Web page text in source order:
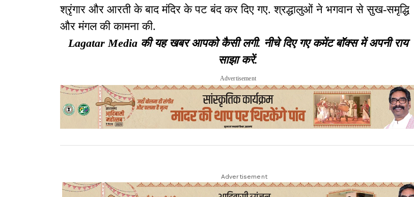
श्रृंगार और आरती के बाद मंदिर के पट बंद कर दिए गए. श्रद्धालुओं ने भगवान से सुख-समृद्धि
और मंगल की कामना की.
Lagatar Media की यह खबर आपको कैसी लगी. नीचे दिए गए कमेंट बॉक्स में अपनी राय
साझा करें.
Advertisement
Advertisement